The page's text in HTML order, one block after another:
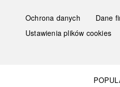
Ochrona danych Dane
Ustawienia plików cookies